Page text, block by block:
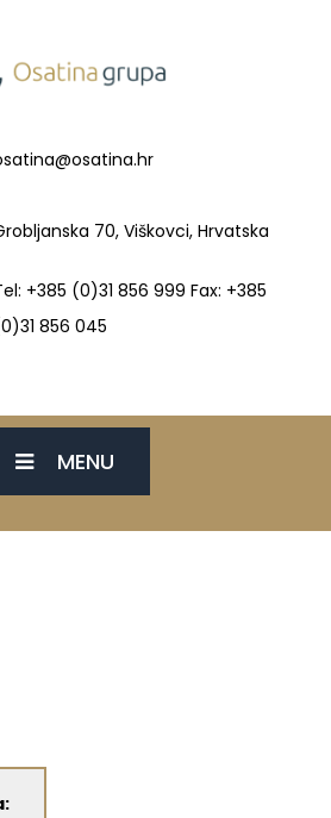
70, Viškovci, Hrvatska
+385 (0)31 856 999 Fax: +385
856 045
MENU